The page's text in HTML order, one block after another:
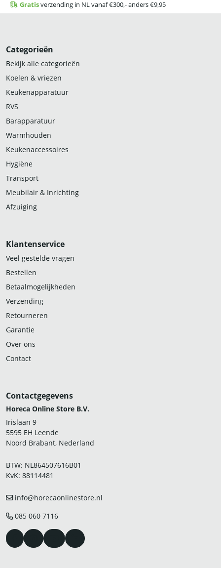
Gratisverzending in NL vanaf €300,- anders €9,95
Categorieën
Bekijk alle categorieën
Koelen & vriezen
Keukenapparatuur
RVS
Barapparatuur
Warmhouden
Keukenaccessoires
Hygiëne
Transport
Meubilair & Inrichting
Afzuiging
Klantenservice
Veel gestelde vragen
Bestellen
Betaalmogelijkheden
Verzending
Retourneren
Garantie
Over ons
Contact
Contactgegevens
Horeca Online Store B.V.
Irislaan 9
5595 EH Leende
Noord Brabant, Nederland
BTW: NL864507616B01
KvK: 88114481
info@horecaonlinestore.nl
085 060 7116